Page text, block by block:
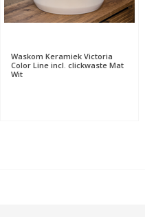
Waskom Keramiek Victoria
Color Line incl. clickwaste Mat
Wit